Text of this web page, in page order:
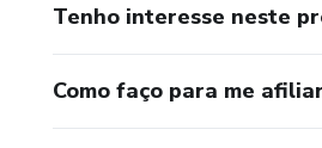
Tenho interesse neste
Como faço para me